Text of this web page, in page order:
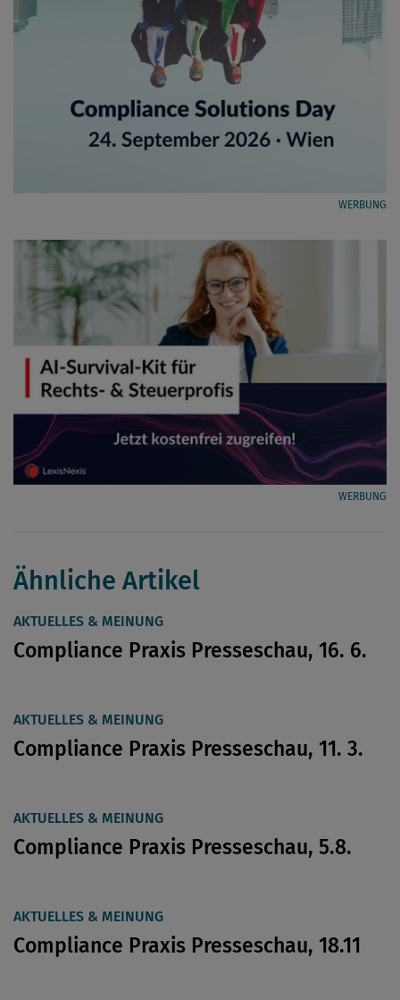
WERBUNG
WERBUNG
Ähnliche Artikel
AKTUELLES & MEINUNG
Compliance Praxis Presseschau, 16. 6.
AKTUELLES & MEINUNG
Compliance Praxis Presseschau, 11. 3.
AKTUELLES & MEINUNG
Compliance Praxis Presseschau, 5.8.
AKTUELLES & MEINUNG
Compliance Praxis Presseschau, 18.11